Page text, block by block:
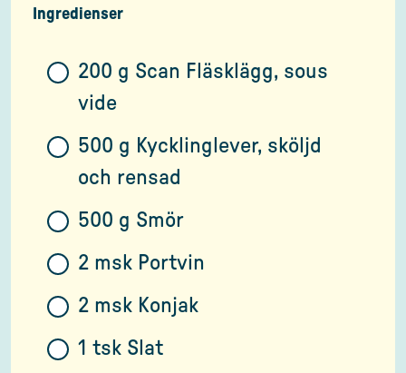
Ingredienser
200 g Scan Fläsklägg, sous
vide
500 g Kycklinglever, sköljd
och rensad
500 g Smör
2 msk Portvin
2 msk Konjak
1 tsk Slat